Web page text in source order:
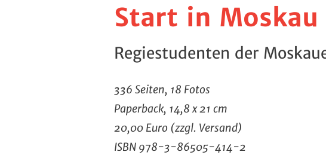
Start in Moskau
Regiestudenten der
336 Seiten, 18 Fotos
Paperback, 14,8 x 21 cm
20,00 Euro (zzgl. Versand)
ISBN 978-3-86505-414-2